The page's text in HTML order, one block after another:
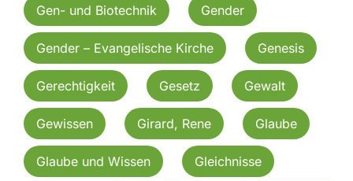
Gen- und Biotechnik Gender
Gender – Evangelische Kirche Genesis
Gerechtigkeit Gesetz Gewalt
Gewissen Girard, Rene Glaube
Glaube und Wissen Gleichnisse